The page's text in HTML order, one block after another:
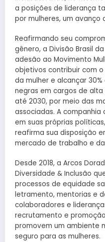
a posições de liderança
por mulheres, um avanço
Reafirmando seu
gênero, a Divisão Brasil
adesão ao Movimento
objetivos contribuir com
da mulher e alcançar
negras em cargos de
até 2030, por meio das
associadas. A
em suas próprias
reafirma sua disposição
mercado de trabalho e
Desde 2018, a Arcos
Diversidade & Inclusão
processos de equidade
letramento, mentorias e
colaboradores e
recrutamento e
promovem um ambiente
seguro para as mulheres.